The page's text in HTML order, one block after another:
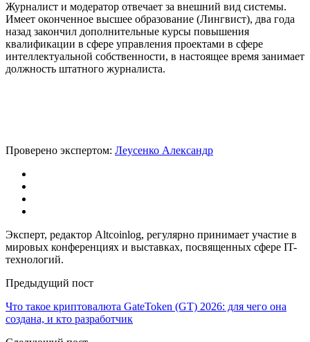
Журналист и модератор отвечает за внешний вид системы.
Имеет оконченное высшее образование (Лингвист), два года
назад закончил дополнительные курсы повышения
квалификации в сфере управления проектами в сфере
интеллектуальной собственности, в настоящее время занимает
должность штатного журналиста.
Проверено экспертом: Леусенко Александр
Эксперт, редактор Altcoinlog, регулярно принимает участие в
мировых конференциях и выставках, посвященных сфере IT-
технологий.
Предыдущий пост
Что такое криптовалюта GateToken (GT) 2026: для чего она
создана, и кто разработчик